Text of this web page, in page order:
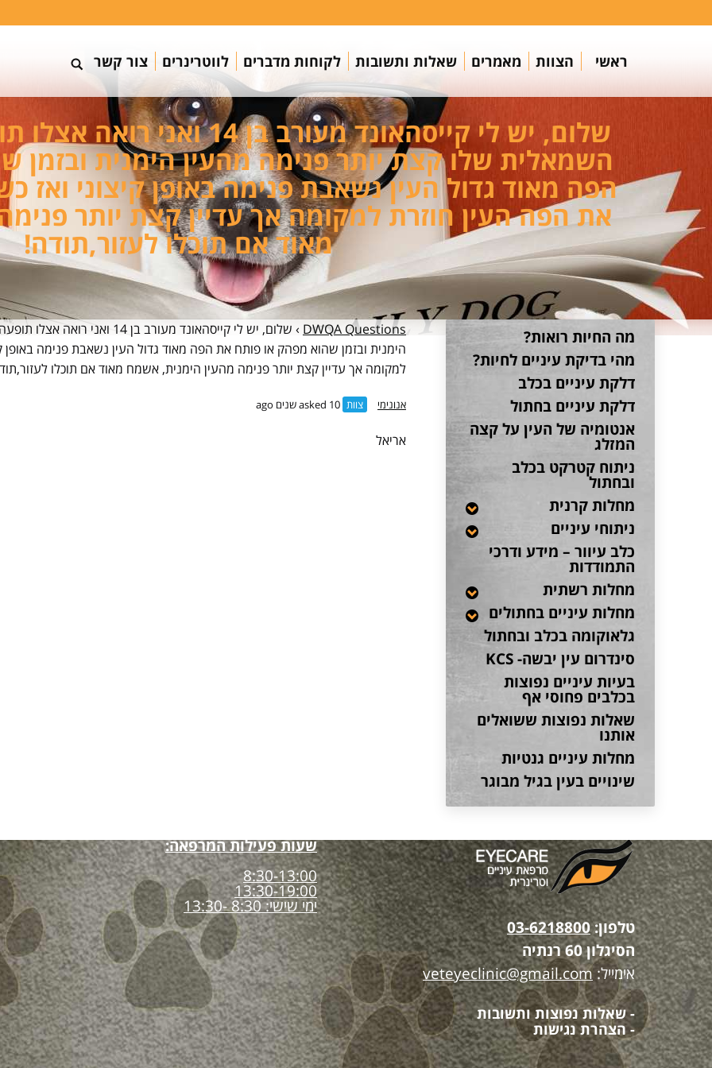
ראשי הצוות מאמרים שאלות ותשובות לקוחות מדברים לווטרינרים צור קשר
שלום, יש לי קייסהאונד מעורב
השמאלית שלו קצת יותר פנימה מהעין הימנית
הפה מאוד גדול העין נשאבת פנימה באופן קיצוני ואז
את הפה העין חוזרת למקומה אך עדיין קצת יותר
מאוד אם תוכלו לעזור,תודה!
DWQA Questions
›
שלום, יש לי קייסהאונד מעורב
הימנית ובזמן שהוא מפהק או פותח את הפה מאוד גדול העין נשאבת פנימה באופן
למקומה אך עדיין קצת יותר פנימה מהעין הימנית, אשמח מאוד אם תוכלו
אנונימי צוות
אריאל
מה החיות רואות?
מהי בדיקת עיניים לחיות?
דלקת עיניים בכלב
דלקת עיניים בחתול
אנטומיה של העין על קצה
המזלג
ניתוח קטרקט בכלב
ובחתול
מחלות קרנית
ניתוחי עיניים
כלב עיוור – מידע ודרכי
התמודדות
מחלות רשתית
מחלות עיניים בחתולים
גלאוקומה בכלב ובחתול
סינדרום עין יבשה- KCS
בעיות עיניים נפוצות
בכלבים פחוסי אף
שאלות נפוצות ששואלים
אותנו
מחלות עיניים גנטיות
שינויים בעין בגיל מבוגר
טלפון:03-6218800
הסיגלון 60 רנתיה
אימייל:veteyeclinic@gmail.com
- שאלות נפוצות ותשובות
- הצהרת נגישות
שעות פעילות המרפאה:
8:30-13:00
13:30-19:00
ימי שישי: 8:30 -13:30